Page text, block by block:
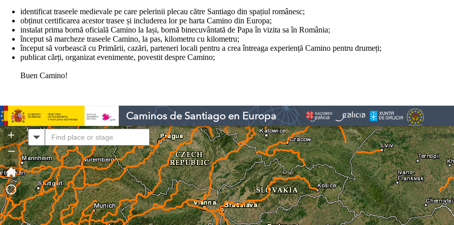
identificat traseele medievale pe care pelerinii plecau către Santiago din spațiul românesc;
obținut certificarea acestor trasee și includerea lor pe harta Camino din Europa;
instalat prima bornă oficială Camino la Iași, bornă binecuvântată de Papa în vizita sa în România;
început să marcheze traseele Camino, la pas, kilometru cu kilometru;
început să vorbească cu Primării, cazări, parteneri locali pentru a crea întreaga experiență Camino pentru drumeți;
publicat cărți, organizat evenimente, povestit despre Camino;
Buen Camino!